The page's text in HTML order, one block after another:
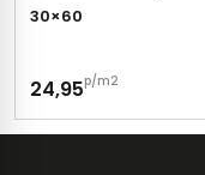
30×60
24,95p/m2